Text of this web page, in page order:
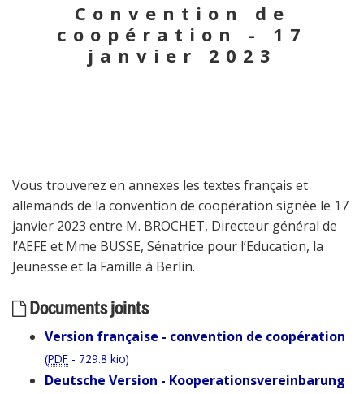
Convention de
coopération - 17
janvier 2023
Vous trouverez en annexes les textes français et
allemands de la convention de coopération signée le 17
janvier 2023 entre M. BROCHET, Directeur général de
l’AEFE et Mme BUSSE, Sénatrice pour l’Education, la
Jeunesse et la Famille à Berlin.
Documents joints
Version française - convention de coopération
(PDF - 729.8 kio)
Deutsche Version - Kooperationsvereinbarung